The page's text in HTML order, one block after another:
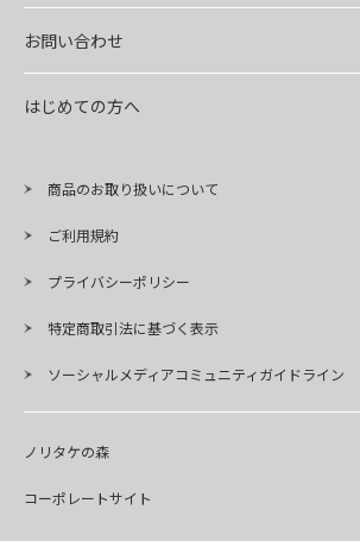
お問い合わせ
はじめての方へ
商品のお取り扱いについて
ご利用規約
プライバシーポリシー
特定商取引法に基づく表示
ソーシャルメディアコミュニティガイドライン
ノリタケの森
コーポレートサイト